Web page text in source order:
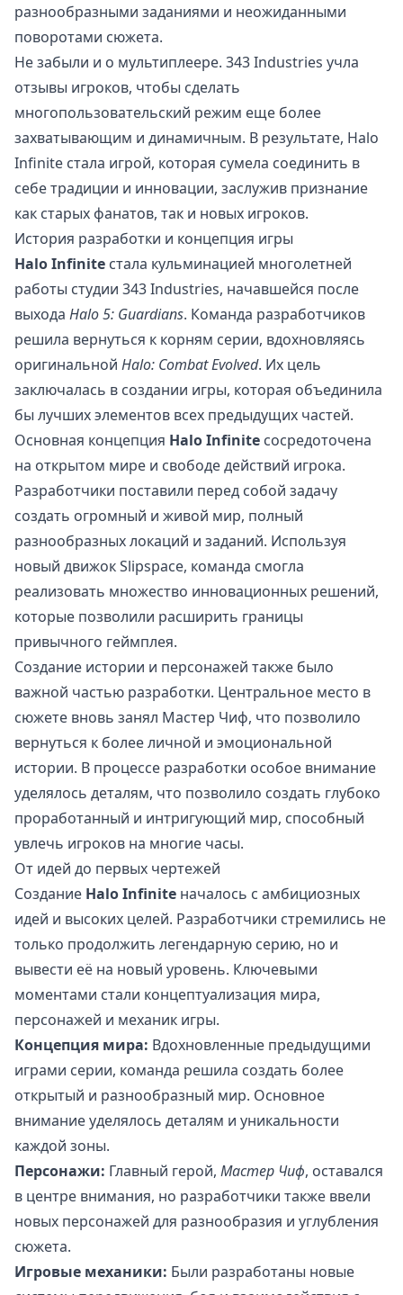
разнообразными заданиями и неожиданными
поворотами сюжета.
Не забыли и о мультиплеере. 343 Industries учла
отзывы игроков, чтобы сделать
многопользовательский режим еще более
захватывающим и динамичным. В результате, Halo
Infinite стала игрой, которая сумела соединить в
себе традиции и инновации, заслужив признание
как старых фанатов, так и новых игроков.
История разработки и концепция игры
Halo Infinite стала кульминацией многолетней
работы студии 343 Industries, начавшейся после
выхода Halo 5: Guardians. Команда разработчиков
решила вернуться к корням серии, вдохновляясь
оригинальной Halo: Combat Evolved. Их цель
заключалась в создании игры, которая объединила
бы лучших элементов всех предыдущих частей.
Основная концепция Halo Infinite сосредоточена
на открытом мире и свободе действий игрока.
Разработчики поставили перед собой задачу
создать огромный и живой мир, полный
разнообразных локаций и заданий. Используя
новый движок Slipspace, команда смогла
реализовать множество инновационных решений,
которые позволили расширить границы
привычного геймплея.
Создание истории и персонажей также было
важной частью разработки. Центральное место в
сюжете вновь занял Мастер Чиф, что позволило
вернуться к более личной и эмоциональной
истории. В процессе разработки особое внимание
уделялось деталям, что позволило создать глубоко
проработанный и интригующий мир, способный
увлечь игроков на многие часы.
От идей до первых чертежей
Создание Halo Infinite началось с амбициозных
идей и высоких целей. Разработчики стремились не
только продолжить легендарную серию, но и
вывести её на новый уровень. Ключевыми
моментами стали концептуализация мира,
персонажей и механик игры.
Концепция мира: Вдохновленные предыдущими
играми серии, команда решила создать более
открытый и разнообразный мир. Основное
внимание уделялось деталям и уникальности
каждой зоны.
Персонажи: Главный герой, Мастер Чиф, оставался
в центре внимания, но разработчики также ввели
новых персонажей для разнообразия и углубления
сюжета.
Игровые механики: Были разработаны новые